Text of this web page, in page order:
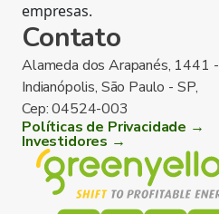
empresas.
Contato
Alameda dos Arapanés, 1441 -
Indianópolis, São Paulo - SP,
Cep: 04524-003
Políticas de Privacidade →
Investidores →